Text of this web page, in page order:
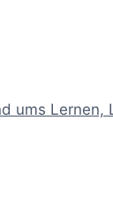
ums Lernen,